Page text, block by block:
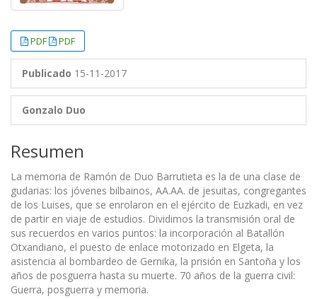
PDF PDF
Publicado 15-11-2017
Gonzalo Duo
Resumen
La memoria de Ramón de Duo Barrutieta es la de una clase de
gudarias: los jóvenes bilbainos, AA.AA. de jesuitas, congregantes
de los Luises, que se enrolaron en el ejército de Euzkadi, en vez
de partir en viaje de estudios. Dividimos la transmisión oral de
sus recuerdos en varios puntos: la incorporación al Batallón
Otxandiano, el puesto de enlace motorizado en Elgeta, la
asistencia al bombardeo de Gernika, la prisión en Santoña y los
años de posguerra hasta su muerte. 70 años de la guerra civil:
Guerra, posguerra y memoria.